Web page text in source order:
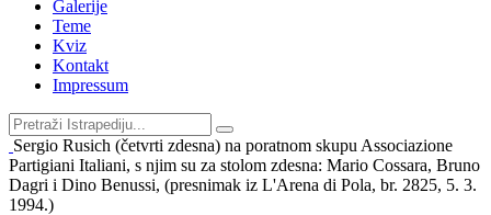
Galerije
Teme
Kviz
Kontakt
Impressum
Sergio Rusich (četvrti zdesna) na poratnom skupu Associazione
Partigiani Italiani, s njim su za stolom zdesna: Mario Cossara, Bruno
Dagri i Dino Benussi, (presnimak iz L'Arena di Pola, br. 2825, 5. 3.
1994.)